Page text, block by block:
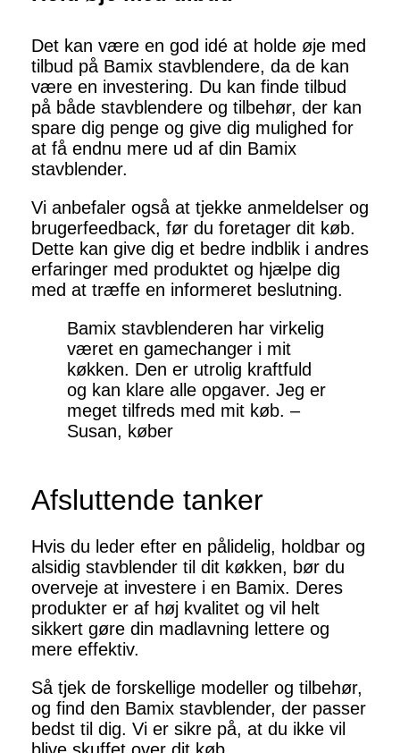
Det kan være en god idé at holde øje med
tilbud på Bamix stavblendere, da de kan
være en investering. Du kan finde tilbud
på både stavblendere og tilbehør, der kan
spare dig penge og give dig mulighed for
at få endnu mere ud af din Bamix
stavblender.
Vi anbefaler også at tjekke anmeldelser og
brugerfeedback, før du foretager dit køb.
Dette kan give dig et bedre indblik i andres
erfaringer med produktet og hjælpe dig
med at træffe en informeret beslutning.
Bamix stavblenderen har virkelig
været en gamechanger i mit
køkken. Den er utrolig kraftfuld
og kan klare alle opgaver. Jeg er
meget tilfreds med mit køb. –
Susan, køber
Afsluttende tanker
Hvis du leder efter en pålidelig, holdbar og
alsidig stavblender til dit køkken, bør du
overveje at investere i en Bamix. Deres
produkter er af høj kvalitet og vil helt
sikkert gøre din madlavning lettere og
mere effektiv.
Så tjek de forskellige modeller og tilbehør,
og find den Bamix stavblender, der passer
bedst til dig. Vi er sikre på, at du ikke vil